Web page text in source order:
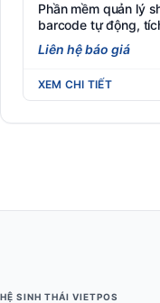
Phần mềm quản lý
barcode tự động,
Liên hệ báo giá
XEM CHI TIẾT
HỆ SINH THÁI VIETPOS